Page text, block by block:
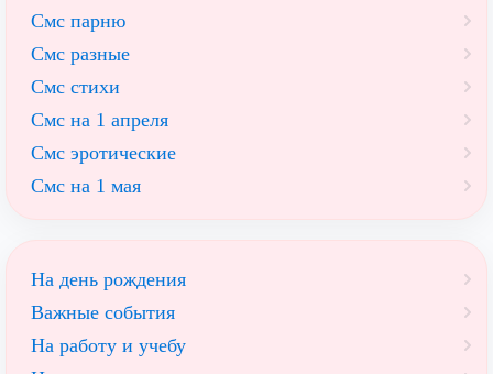
Смс парню
Смс разные
Смс стихи
Смс на 1 апреля
Смс эротические
Смс на 1 мая
На день рождения
Важные события
На работу и учебу